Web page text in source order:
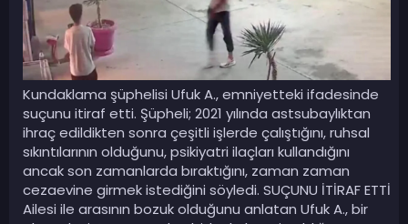
Kundaklama şüphelisi Ufuk A., emniyetteki ifadesinde
suçunu itiraf etti. Şüpheli; 2021 yılında astsubaylıktan
ihraç edildikten sonra çeşitli işlerde çalıştığını, ruhsal
sıkıntılarının olduğunu, psikiyatri ilaçları kullandığını
ancak son zamanlarda bıraktığını, zaman zaman
cezaevine girmek istediğini söyledi. SUÇUNU İTİRAF ETTİ
Ailesi ile arasının bozuk olduğunu anlatan Ufuk A., bir